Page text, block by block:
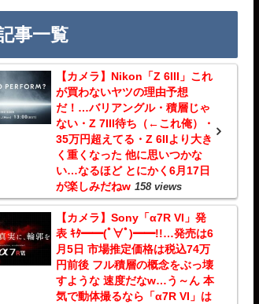
事一覧
【カメラ】Nikon「Z 6III」これ
が買わないヤツの理由予想
だ！…バリアングル・積層じゃ
ない・Z 7III待ち（←これ俺）・
35万円超えてる・Z 6IIより大き
く重くなった 他に思いつかな
い…なるほど とにかく6月17日
が楽しみだねw 158 views
【カメラ】Sony「α7R VI」発
表 ｷﾀ━━(ﾟ∀ﾟ)━━!!…発売は6
月5日 市場推定価格は税込74万
円前後 フル積層の概念をぶっ壊
すような 速度だなw…う～ん 本
気で動体撮るなら「α7R VI」は